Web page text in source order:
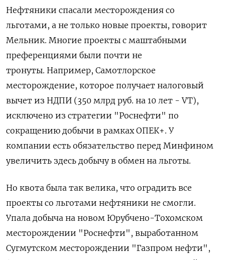
Нефтяники спасали месторождения со
льготами, а не только новые проекты, говорит
Мельник. Многие проекты с маштабными
преференциями были почти не
тронуты. Например, Самотлорское
месторождение, которое получает налоговый
вычет из НДПИ (350 млрд руб. на 10 лет - VT),
исключено из стратегии "Роснефти" по
сокращению добычи в рамках ОПЕК+. У
компании есть обязательство перед Минфином
увеличить здесь добычу в обмен на льготы.
Но квота была так велика, что оградить все
проекты со льготами нефтяники не смогли.
Упала добыча на новом Юрубчено-Тохомском
месторождении "Роснефти", выработанном
Сугмутском месторождении "Газпром нефти",